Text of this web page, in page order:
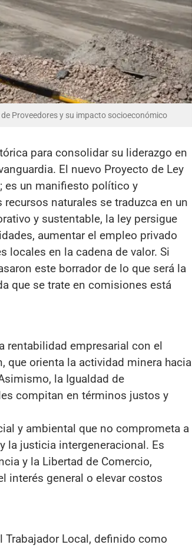
Proveedores y su impacto socioeconómico
para consolidar su liderazgo en
El nuevo Proyecto de Ley
es un manifiesto político y
naturales se traduzca en un
y sustentable, la ley persigue
aumentar el empleo privado
locales en la cadena de valor. Si
este borrador de lo que será la
que se trate en comisiones está
rentabilidad empresarial con el
que orienta la actividad minera hacia
la Igualdad de
compitan en términos justos y
y ambiental que no comprometa a
la justicia intergeneracional. Es
y la Libertad de Comercio,
interés general o elevar costos
Trabajador Local, definido como